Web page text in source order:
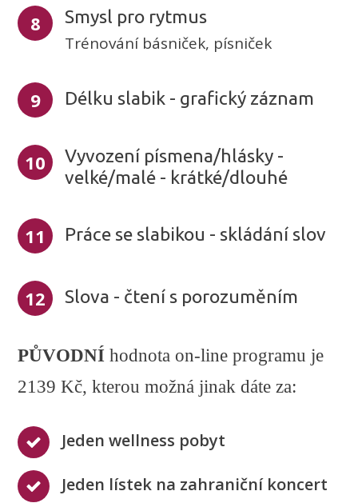
8 Smysl pro rytmus
Trénování básniček, písniček
9 Délku slabik - grafický záznam
10
Vyvození písmena/hlásky -
velké/malé - krátké/dlouhé
11 Práce se slabikou - skládání slov
12 Slova - čtení s porozuměním
PŮVODNÍ hodnota on-line programu je
2139 Kč, kterou možná jinak dáte za:
Jeden wellness pobyt
Jeden lístek na zahraniční koncert